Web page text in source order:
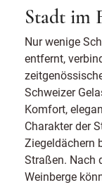
Stadt im
Nur wenige
entfernt,
Schweizer
Komfort,
Charakter der
Ziegeldächern
Straßen. Nach
Weinberge